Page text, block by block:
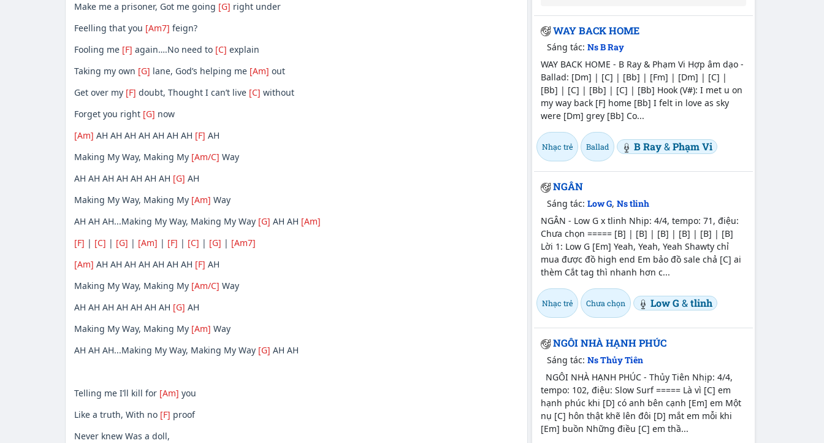
Make me a prisoner, Got me going [G] right under
Feelling that you [Am7] feign?
Fooling me [F] again….No need to [C] explain
Taking my own [G] lane, God’s helping me [Am] out
Get over my [F] doubt, Thought I can’t live [C] without
Forget you right [G] now
[Am] AH AH AH AH AH AH AH [F] AH
Making My Way, Making My [Am/C] Way
AH AH AH AH AH AH AH [G] AH
Making My Way, Making My [Am] Way
AH AH AH...Making My Way, Making My Way [G] AH AH [Am]
[F] | [C] | [G] | [Am] | [F] | [C] | [G] | [Am7]
[Am] AH AH AH AH AH AH AH [F] AH
Making My Way, Making My [Am/C] Way
AH AH AH AH AH AH AH [G] AH
Making My Way, Making My [Am] Way
AH AH AH...Making My Way, Making My Way [G] AH AH
Telling me I’ll kill for [Am] you
Like a truth, With no [F] proof
Never knew Was a doll,
WAY BACK HOME
Sáng tác:Ns B Ray
WAY BACK HOME - B Ray & Phạm Vi Hợp âm dạo -
Ballad: [Dm] | [C] | [Bb] | [Fm] | [Dm] | [C] |
[Bb] | [C] | [Bb] | [C] | [Bb] Hook (V#): I met u on
my way back [F] home [Bb] I felt in love as sky
were [Dm] grey [Bb] Co...
Nhạc trẻ Ballad B Ray&Phạm Vi
NGÂN
Sáng tác:Low G,Ns tlinh
NGÂN - Low G x tlinh Nhịp: 4/4, tempo: 71, điệu:
Chưa chọn ===== [B] | [B] | [B] | [B] | [B] | [B]
Lời 1: Low G [Em] Yeah, Yeah, Yeah Shawty chỉ
mua được đồ high end Em bảo đồ sale chả [C] ai
thèm Cắt tag thì nhanh hơn c...
Nhạc trẻ Chưa chọn Low G &tlinh
NGÔI NHÀ HẠNH PHÚC
Sáng tác:Ns Thủy Tiên
NGÔI NHÀ HẠNH PHÚC - Thủy Tiên Nhịp: 4/4,
tempo: 102, điệu: Slow Surf ===== Là vì [C] em
hạnh phúc khi [D] có anh bên cạnh [Em] em Một
nụ [C] hôn thật khẽ lên đôi [D] mắt em mỗi khi
[Em] buồn Những điều [C] em thầ...